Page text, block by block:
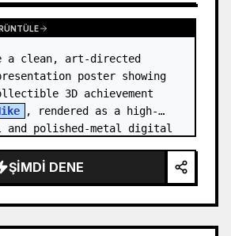
a clean, art-directed
poster showing
3D achievement
, rendered as a high-
and polished-metal digital
16:9 white stu…
ŞIMDI DENE